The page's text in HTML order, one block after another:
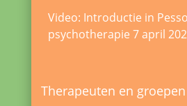
Video: Introductie in
psychotherapie 7 april
Therapeuten en groepen